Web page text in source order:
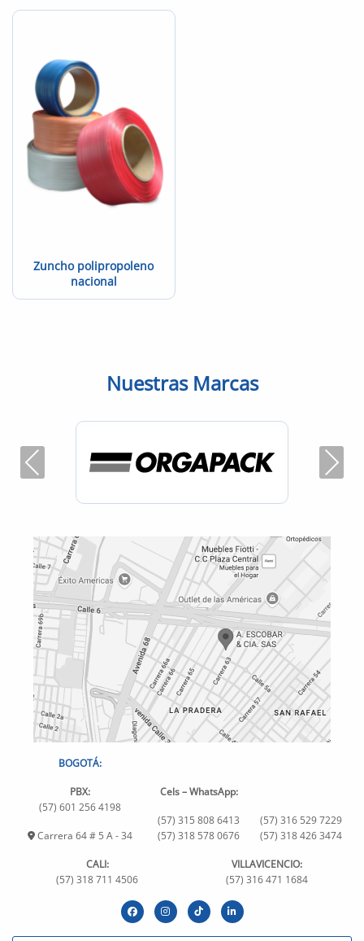
Zuncho polipropoleno
nacional
Nuestras Marcas
Previous Next
BOGOTÁ:
PBX:
(57) 601 256 4198
Carrera 64 # 5 A - 34
Cels – WhatsApp:
(57) 315 808 6413
(57) 318 578 0676
(57) 316 529 7229
(57) 318 426 3474
CALI:
(57) 318 711 4506
VILLAVICENCIO:
(57) 316 471 1684